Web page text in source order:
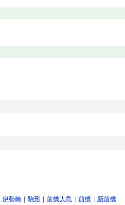
伊勢崎 ｜駒形 ｜ 前橋大島 ｜ 前橋 ｜ 新前橋